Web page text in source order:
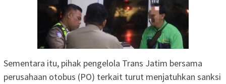
Sementara itu, pihak pengelola Trans Jatim bersama
perusahaan otobus (PO) terkait turut menjatuhkan sanksi